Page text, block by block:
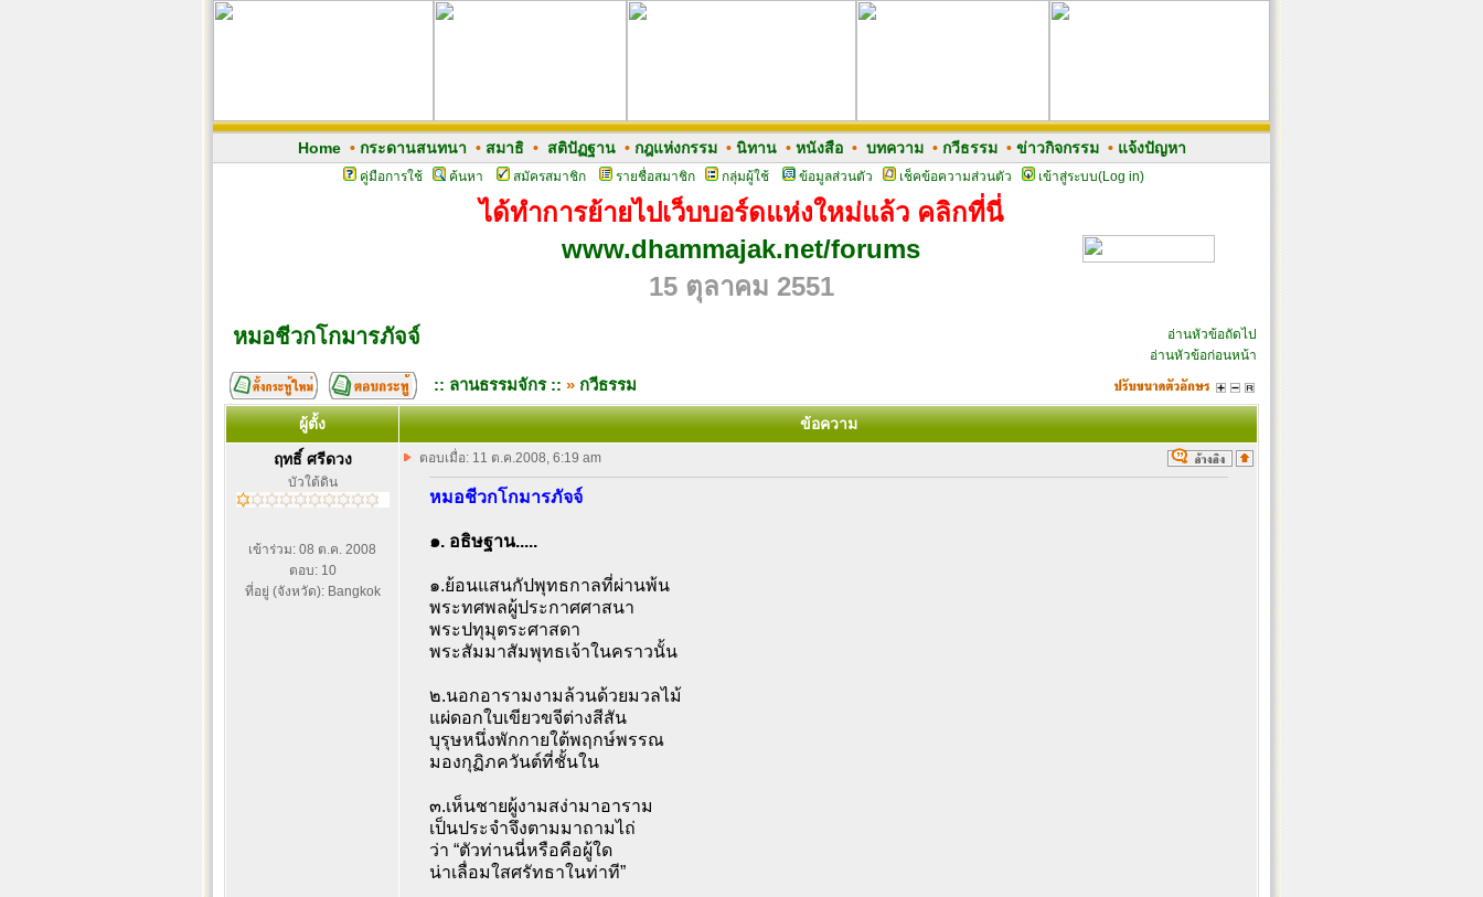
Home• กระดานสนทนา • สมาธิ• สติปัฏฐาน• กฎแห่งกรรม• นิทาน• หนังสือ• บทความ• กวีธรรม• ข่าวกิจกรรม• แจ้งปัญหา
คู่มือการใช้ ค้นหา สมัครสมาชิก รายชื่อสมาชิก กลุ่มผู้ใช้ ข้อมูลส่วนตัว เช็คข้อความส่วนตัว เข้าสู่ระบบ(Log in)
ได้ทำการย้ายไปเว็บบอร์ดแห่งใหม่แล้ว คลิกที่นี่
www.dhammajak.net/forums
15 ตุลาคม 2551
หมอชีวกโกมารภัจจ์
อ่านหัวข้อถัดไป
อ่านหัวข้อก่อนหน้า
:: ลานธรรมจักร :: » กวีธรรม
ผู้ตั้ง
ข้อความ
ฤทธิ์ ศรีดวง
บัวใต้ดิน
เข้าร่วม: 08 ต.ค. 2008
ตอบ: 10
ที่อยู่ (จังหวัด): Bangkok
ตอบเมื่อ: 11 ต.ค.2008, 6:19 am
หมอชีวกโกมารภัจจ์
๑. อธิษฐาน.....
๑.ย้อนแสนกัปพุทธกาลที่ผ่านพ้น
พระทศพลผู้ประกาศศาสนา
พระปทุมุตระศาสดา
พระสัมมาสัมพุทธเจ้าในคราวนั้น
๒.นอกอารามงามล้วนด้วยมวลไม้
แผ่ดอกใบเขียวขจีต่างสีสัน
บุรุษหนึ่งพักกายใต้พฤกษ์พรรณ
มองกุฏิภควันต์ที่ชั้นใน
๓.เห็นชายผู้งามสง่ามาอาราม
เป็นประจำจึงตามมาถามไถ่
ว่า “ตัวท่านนี่หรือคือผู้ใด
น่าเลื่อมใสศรัทธาในท่าที”